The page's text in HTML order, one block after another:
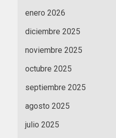
enero 2026
diciembre 2025
noviembre 2025
octubre 2025
septiembre 2025
agosto 2025
julio 2025